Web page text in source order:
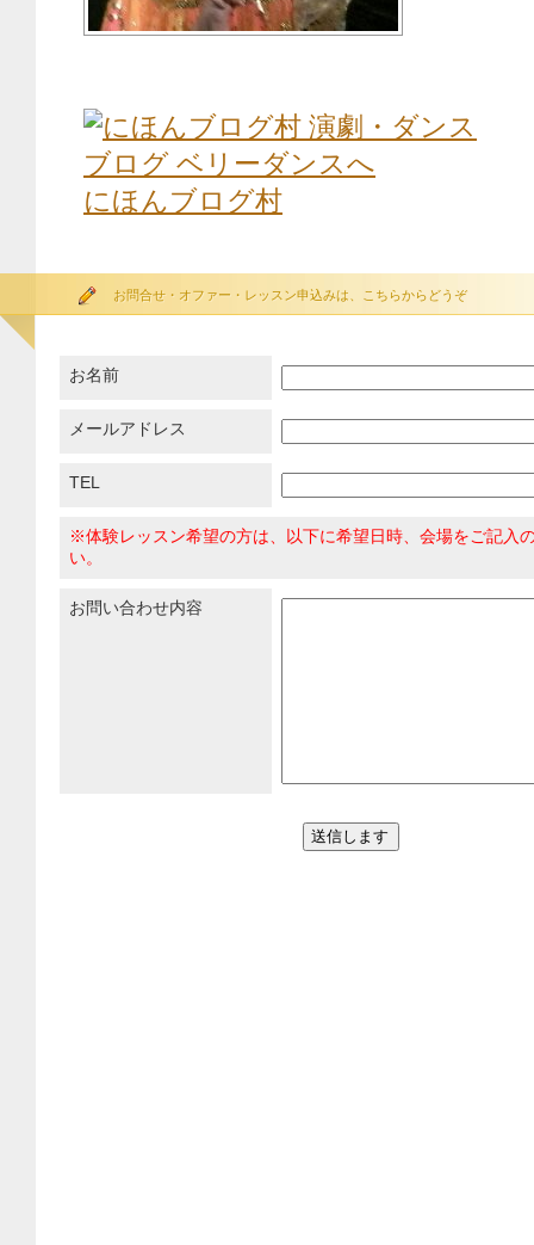
にほんブログ村
お問合せ・オファー・レッスン申込みは、こちらからどうぞ
お名前
メールアドレス
TEL
※体験レッスン希望の方は、以下に希望日時、会場をご記入
い。
お問い合わせ内容